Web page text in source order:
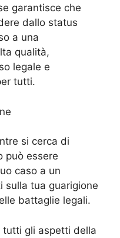
garantisce che
dallo status
a una
qualità,
legale e
tutti.
si cerca di
può essere
caso a un
sulla tua guarigione
battaglie legali.
tutti gli aspetti della